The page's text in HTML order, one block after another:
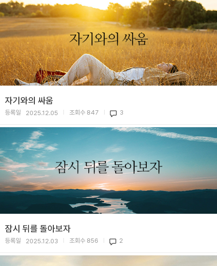
자기와의 싸움
등록일 2025.12.05 조회수 847 3
잠시 뒤를 돌아보자
등록일 2025.12.03 조회수 856 2